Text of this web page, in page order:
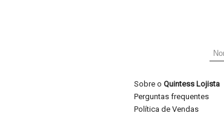
Sobre o Quintess Lojista
Perguntas frequentes
Política de Vendas